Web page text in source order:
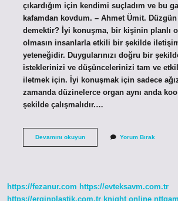
çıkardığım için kendimi suçladım ve bu
kafamdan kovdum. – Ahmet Ümit.
demektir? İyi konuşma, bir kişinin planlı
olmasın insanlarla etkili bir şekilde
yeteneğidir. Duygularınızı doğru bir
isteklerinizi ve düşüncelerinizi tam ve
iletmek için. İyi konuşmak için sadece
zamanda düzinelerce organ aynı anda
şekilde çalışmalıdır.…
Devamını okuyunAbuk
Yorum Bırak
https://fezanur.com https://evteksavm.com.tr
https://erginplastik.com.tr knight online